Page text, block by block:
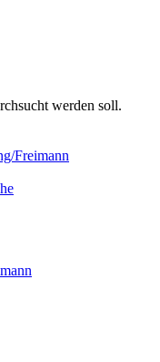
werden soll.
Freimann